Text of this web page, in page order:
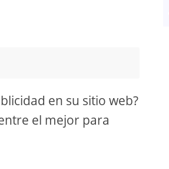
en su sitio web?
el mejor para